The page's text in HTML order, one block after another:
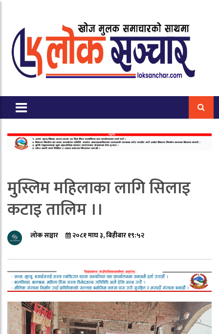
मुस्लिम महिलाका लागि सिलाइ
कटाइ तालिम ।।
लोक सञ्चार २०८१ माघ ३, बिहीबार १९:५२